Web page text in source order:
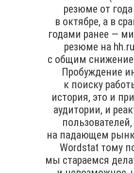
резюме от года
в октябре, а в
годами ранее —
резюме на
с общим
Пробуждение
к поиску
история, это и
аудитории, и
на падающем
Wordstat тому
мы стараемся